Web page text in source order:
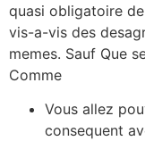
quasi obligatoire
vis-a-vis des
memes. Sauf Que
Comme
Vous allez
consequent